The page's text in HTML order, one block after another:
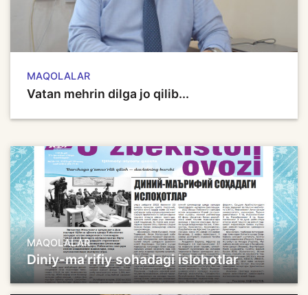
MAQOLALAR
Vatan mehrin dilga jo qilib...
MAQOLALAR
Diniy-ma’rifiy sohadagi islohotlar